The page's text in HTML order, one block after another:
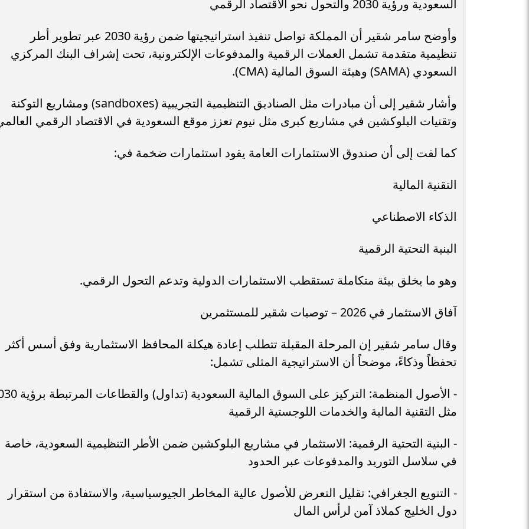
السعودية ورؤية 2030 والتحول نحو الاقتصاد الرقمي
وأوضح سامر شقير أن المملكة تواصل تنفيذ استراتيجيتها ضمن رؤية 2030 عبر تطوير أطر
تنظيمية متقدمة تشمل العملات الرقمية والمدفوعات الإلكترونية، تحت إشراف البنك المركزي
السعودي (SAMA) وهيئة السوق المالية (CMA).
وأشار شقير إلى أن مبادرات مثل الصناديق التنظيمية التجريبية (sandboxes) ومشاريع التوكنة
وتقنيات البلوكشين في مشاريع كبرى مثل نيوم تعزز موقع السعودية في الاقتصاد الرقمي
كما لفت إلى أن صندوق الاستثمارات العامة يقود استثمارات ضخمة في:
التقنية المالية
الذكاء الاصطناعي
البنية التحتية الرقمية
وهو ما يخلق بيئة متكاملة تستقطب الاستثمارات الدولية وتدعم التحول الرقمي.
آفاق الاستثمار في 2026 – توصيات شقير للمستثمرين
وقال سامر شقير إن المرحلة المقبلة تتطلب إعادة هيكلة المحافظ الاستثمارية وفق أسس أكثر
تحفظاً وذكاءً، موضحاً أن الاستراتيجية المثلى تشمل:
- الأصول المنظمة: التركيز على السوق المالية
مثل التقنية المالية والخدمات اللوجستية الرقمية
- البنية التحتية الرقمية: الاستثمار في مشاريع البلوكشين ضمن الأطر التنظيمية السعودية، خاصة
في سلاسل التوريد والمدفوعات عبر الحدود
- التنويع الجغرافي: تقليل التعرض للأصول عالية المخاطر الجيوسياسية، والاستفادة من استقرار
دول الخليج كملاذ آمن لرأس المال